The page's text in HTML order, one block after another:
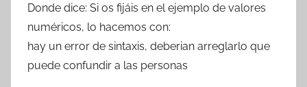
Donde dice: Si os fijáis en el ejemplo de valores
numéricos, lo hacemos con:
hay un error de sintaxis, deberian arreglarlo que
puede confundir a las personas